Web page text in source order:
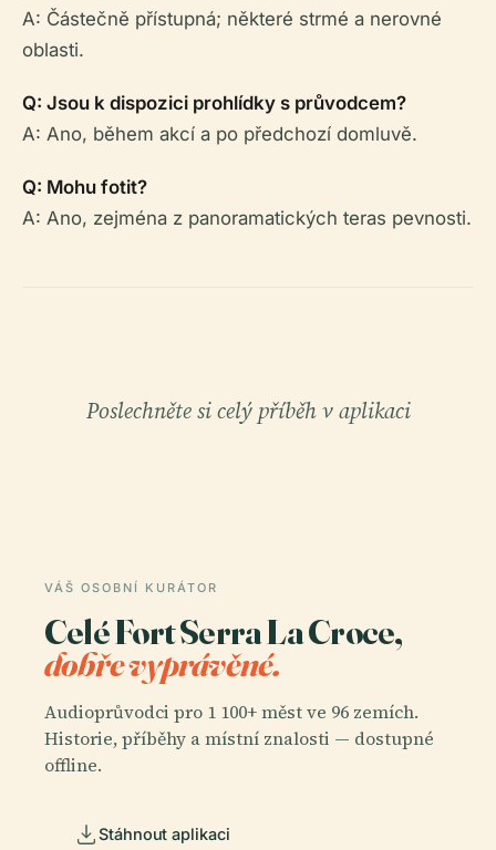
A: Částečně přístupná; některé strmé a nerovné
oblasti.
Q: Jsou k dispozici prohlídky s průvodcem?
A: Ano, během akcí a po předchozí domluvě.
Q: Mohu fotit?
A: Ano, zejména z panoramatických teras pevnosti.
Poslechněte si celý příběh v aplikaci
VÁŠ OSOBNÍ KURÁTOR
Celé Fort Serra La Croce,
dobře vyprávěné.
Audioprůvodci pro 1 100+ měst ve 96 zemích.
Historie, příběhy a místní znalosti — dostupné
offline.
Stáhnout aplikaci